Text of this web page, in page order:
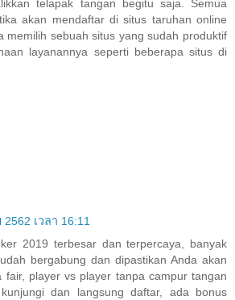
telapak tangan begitu saja. Semua
akan mendaftar di situs taruhan online
memilih sebuah situs yang sudah produktif
layanannya seperti beberapa situs di
เวลา 16:11
2019 terbesar dan terpercaya, banyak
bergabung dan dipastikan Anda akan
fair, player vs player tanpa campur tangan
dan langsung daftar, ada bonus